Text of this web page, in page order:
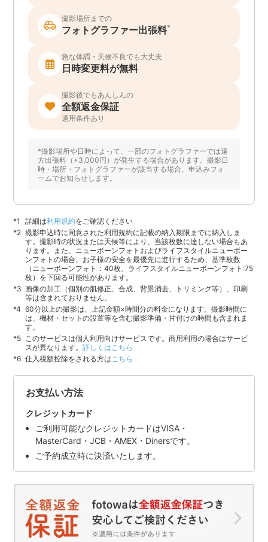
撮影場所までの
フォトグラファー出張料*
急な体調・天候不良でも大丈夫
日時変更料が無料
撮影後でもあんしんの
全額返金保証
適用条件あり
*撮影場所や日時によって、一部のフォトグラファーでは遠
方出張料（+3,000円）が発生する場合があります。撮影日
時・場所・フォトグラファーが該当する場合、申込みフォ
ームでお知らせします。
詳細は利用規約をご確認ください
撮影申込時に同意された利用規約に記載の納入期限までに納入しま
す。撮影時の状況または天候等により、当該枚数に達しない場合もあ
ります。また、ニューボーンフォトおよびライフスタイルニューボー
ンフォトの場合、お子様の安全を最優先に進行するため、基準枚数
（ニューボーンフォト：40枚、ライフスタイルニューボーンフォト:75
枚）を下回る可能性があります。
画像の加工（個別の肌修正、合成、背景消去、トリミング等）、印刷
等は含まれておりません。
60分以上の撮影は、上記金額×時間分の料金になります。撮影時間に
は、機材・セットの設置等を含む撮影準備・片付けの時間も含まれま
す。
このサービスは個人利用向けサービスです。商用利用の場合はサービ
スが異なります。詳しくはこちら
仕入税額控除をされる方は こちら
お支払い方法
クレジットカード
ご利用可能なクレジットカードはVISA・
MasterCard・JCB・AMEX・Dinersです。
ご予約成立時に決済いたします。